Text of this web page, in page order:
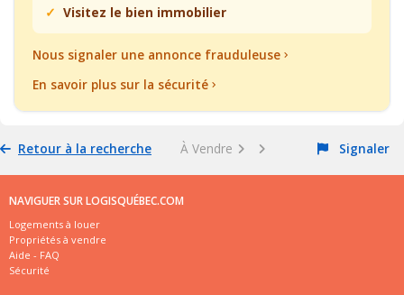
Visitez le bien immobilier
Nous signaler une annonce frauduleuse
En savoir plus sur la sécurité
Retour à la recherche À Vendre Signaler
NAVIGUER SUR LOGISQUÉBEC.COM
Logements à louer
Propriétés à vendre
Aide - FAQ
Sécurité